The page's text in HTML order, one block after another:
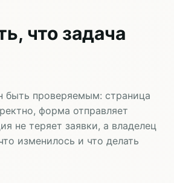
что задача
быть проверяемым: страница
форма отправляет
не теряет заявки, а владелец
изменилось и что делать